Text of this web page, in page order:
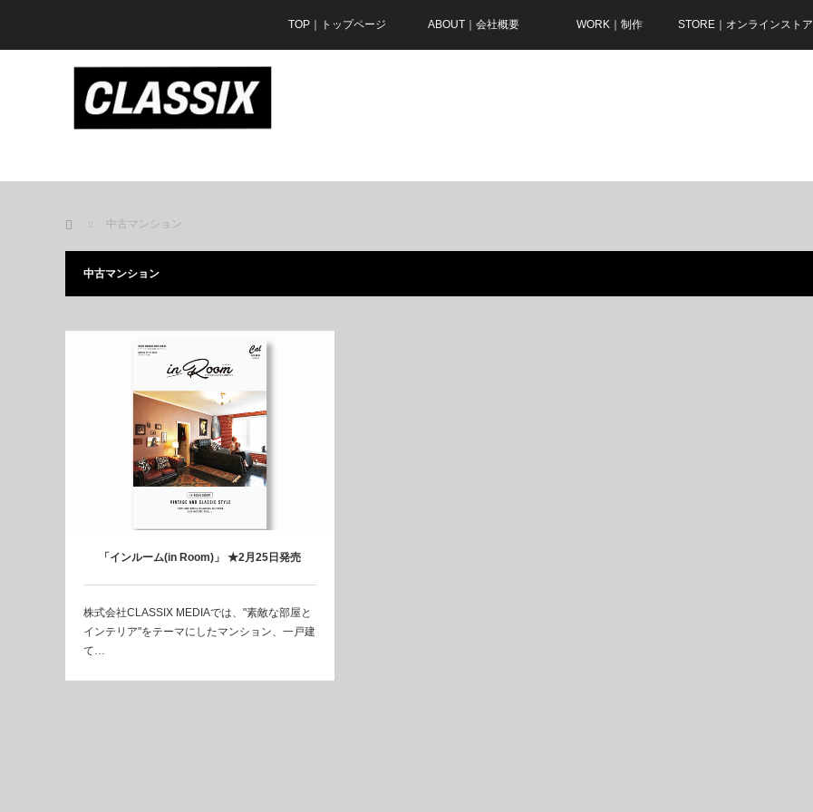
TOP｜トップページ ABOUT｜会社概要 WORK｜制作 STORE｜オンラインストア
ホーム 中古マンション
中古マンション
「インルーム(in Room)」 ★2月25日発売
株式会社CLASSIX MEDIAでは、"素敵な部屋と
インテリア"をテーマにしたマンション、一戸建
て…